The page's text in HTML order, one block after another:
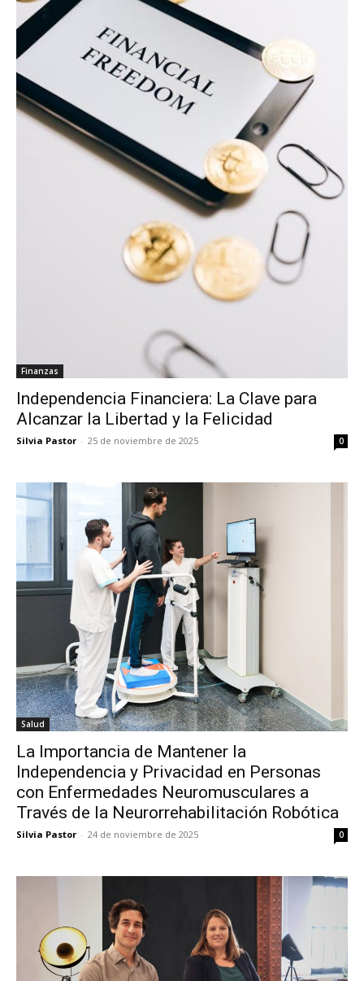
Finanzas
Independencia Financiera: La Clave para
Alcanzar la Libertad y la Felicidad
Silvia Pastor - 25 de noviembre de 2025 0
Salud
La Importancia de Mantener la
Independencia y Privacidad en Personas
con Enfermedades Neuromusculares a
Través de la Neurorrehabilitación Robótica
Silvia Pastor - 24 de noviembre de 2025 0